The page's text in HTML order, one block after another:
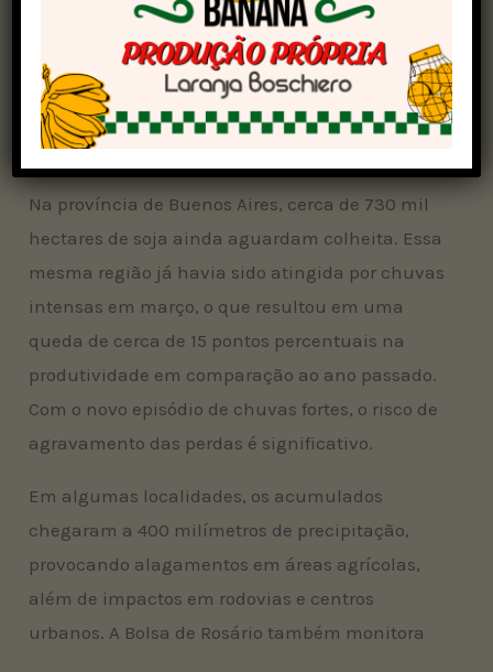
alertou que o volume excessivo de chuva pode
atrasar ainda mais o ritmo da colheita e levar a
uma revisão negativa na estimativa de
produção nacional, atualmente fixada em 50
milhões de toneladas métricas.
Na província de Buenos Aires, cerca de 730 mil
hectares de soja ainda aguardam colheita. Essa
mesma região já havia sido atingida por chuvas
intensas em março, o que resultou em uma
queda de cerca de 15 pontos percentuais na
produtividade em comparação ao ano passado.
Com o novo episódio de chuvas fortes, o risco de
agravamento das perdas é significativo.
Em algumas localidades, os acumulados
chegaram a 400 milímetros de precipitação,
provocando alagamentos em áreas agrícolas,
além de impactos em rodovias e centros
urbanos. A Bolsa de Rosário também monitora